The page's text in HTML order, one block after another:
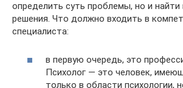
определить суть проблемы, но и найти
решения. Что должно входить в
специалиста:
в первую очередь, это
Психолог — это человек,
только в области психологии,